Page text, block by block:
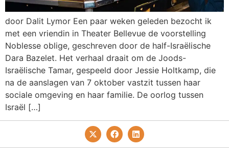
door Dalit Lymor Een paar weken geleden bezocht ik
met een vriendin in Theater Bellevue de voorstelling
Noblesse oblige, geschreven door de half-Israëlische
Dara Bazelet. Het verhaal draait om de Joods-
Israëlische Tamar, gespeeld door Jessie Holtkamp, die
na de aanslagen van 7 oktober vastzit tussen haar
sociale omgeving en haar familie. De oorlog tussen
Israël […]